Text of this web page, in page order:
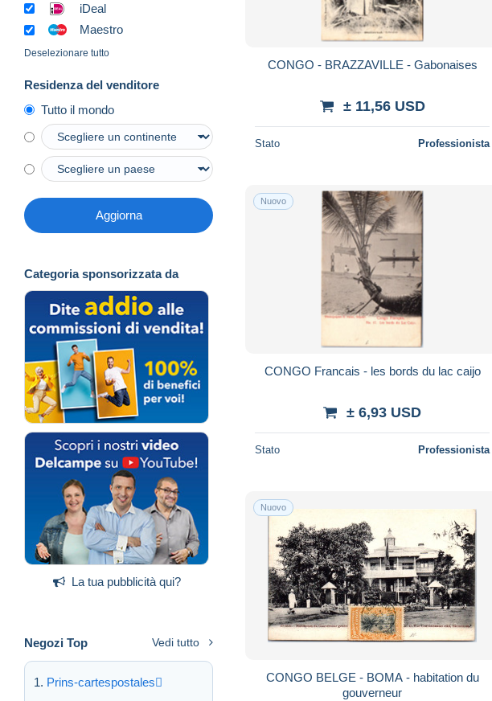
iDeal
Maestro
Deselezionare tutto
Residenza del venditore
Tutto il mondo
Aggiorna
Categoria sponsorizzata da
La tua pubblicità qui?
Negozi Top Vedi tutto
Prins-cartespostales
CONGO - BRAZZAVILLE - Gabonaises
± 11,56 USD
Stato Professionista
Nuovo
CONGO Francais - les bords du lac caijo
± 6,93 USD
Stato Professionista
Nuovo
CONGO BELGE - BOMA - habitation du
gouverneur